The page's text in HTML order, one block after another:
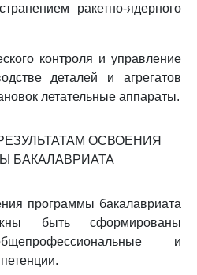
ракетно-ядерного
контроля и управление
деталей и агрегатов
летательные аппараты.
ОСВОЕНИЯ
БАКАЛАВРИАТА
программы бакалавриата
быть сформированы
и